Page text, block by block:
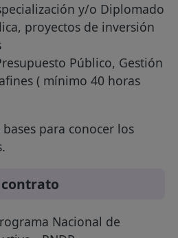
y/o Diplomado
proyectos de inversión
Público, Gestión
( mínimo 40 horas
para conocer los
contrato
Nacional de